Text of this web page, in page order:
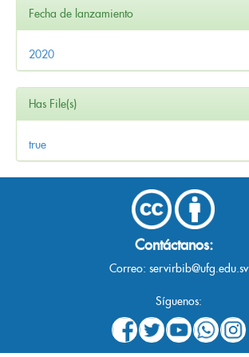
Fecha de lanzamiento
2020
Has File(s)
true
Contáctanos:
Correo: servirbib@ufg.edu.sv
Síguenos: